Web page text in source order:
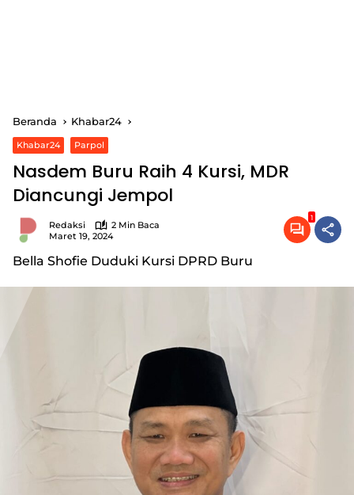
Beranda Khabar24
Khabar24 Parpol
Nasdem Buru Raih 4 Kursi, MDR
Diancungi Jempol
Redaksi
2 Min Baca
Maret 19, 2024
1
Bella Shofie Duduki Kursi DPRD Buru